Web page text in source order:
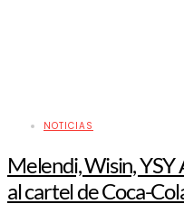
NOTICIAS
Melendi, Wisin, YSY
al cartel de Coca-